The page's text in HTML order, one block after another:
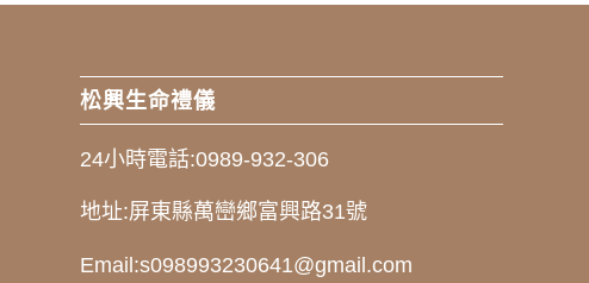
松興生命禮儀
24小時電話:0989-932-306
地址:屏東縣萬巒鄉富興路31號
Email:s098993230641@gmail.com